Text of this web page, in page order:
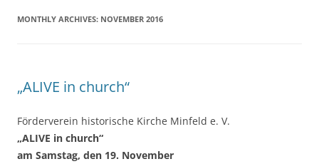
MONTHLY ARCHIVES: NOVEMBER 2016
„ALIVE in church“
Förderverein historische Kirche Minfeld e. V.
„ALIVE in church“
am Samstag, den 19. November